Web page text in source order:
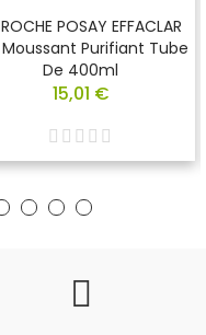
POSAY EFFACLAR
Purifiant Tube
De 400ml
15,01 €